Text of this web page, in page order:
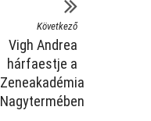
Következő
Vigh Andrea
hárfaestje a
Zeneakadémia
Nagytermében